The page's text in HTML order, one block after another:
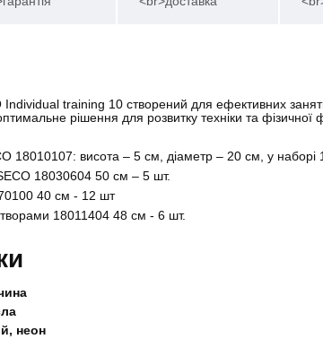
training 10 створений для ефективних
рішення для розвитку техніки та фізичної
18010107: висота – 5 см, діаметр – 20 см, у наборі
18030604 50 см – 5 шт.
40 см - 12 шт
18011404 48 см - 6 шт.
неон